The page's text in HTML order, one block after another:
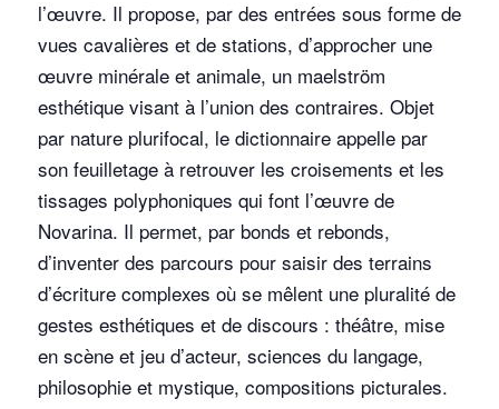
l’œuvre. Il propose, par des entrées sous forme de
vues cavalières et de stations, d’approcher une
œuvre minérale et animale, un maelström
esthétique visant à l’union des contraires. Objet
par nature plurifocal, le dictionnaire appelle par
son feuilletage à retrouver les croisements et les
tissages polyphoniques qui font l’œuvre de
Novarina. Il permet, par bonds et rebonds,
d’inventer des parcours pour saisir des terrains
d’écriture complexes où se mêlent une pluralité de
gestes esthétiques et de discours : théâtre, mise
en scène et jeu d’acteur, sciences du langage,
philosophie et mystique, compositions picturales.